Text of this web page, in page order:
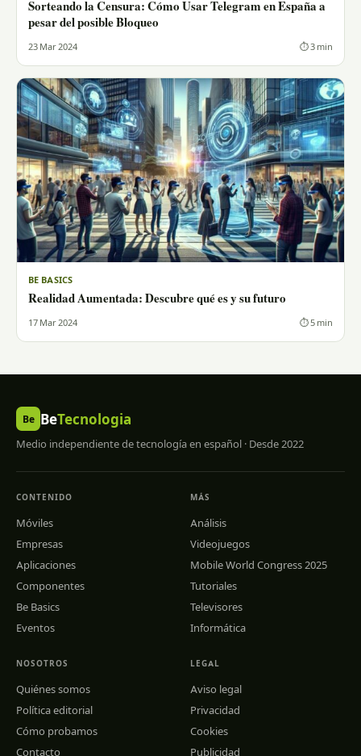
Sorteando la Censura: Cómo Usar Telegram en España a
pesar del posible Bloqueo
23 Mar 2024 ⏱ 3 min
BE BASICS
Realidad Aumentada: Descubre qué es y su futuro
17 Mar 2024 ⏱ 5 min
Be BeTecnologia
Medio independiente de tecnología en español · Desde 2022
CONTENIDO
Móviles
Empresas
Aplicaciones
Componentes
Be Basics
Eventos
MÁS
Análisis
Videojuegos
Mobile World Congress 2025
Tutoriales
Televisores
Informática
NOSOTROS
Quiénes somos
Política editorial
Cómo probamos
Contacto
LEGAL
Aviso legal
Privacidad
Cookies
Publicidad